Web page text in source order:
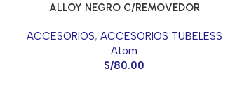
ALLOY NEGRO C/REMOVEDOR
ACCESORIOS, ACCESORIOS TUBELESS
Atom
S/80.00